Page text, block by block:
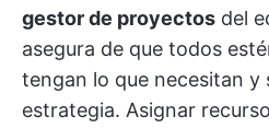
gestor de proyectos del
asegura de que todos
tengan lo que necesitan y
estrategia. Asignar